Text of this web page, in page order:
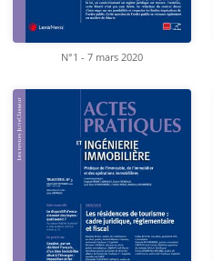
N°1 - 7 mars 2020